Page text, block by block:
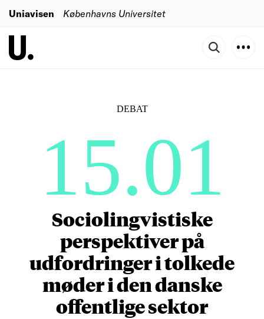
Uniavisen Københavns Universitet
DEBAT
15.01
Sociolingvistiske
perspektiver på
udfordringer i tolkede
møder i den danske
offentlige sektor